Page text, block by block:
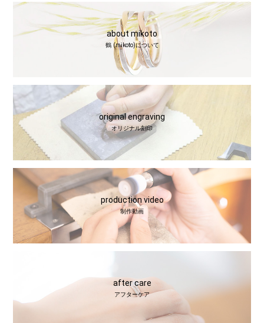
about mikoto
鶴 (mikoto)について
original engraving
オリジナル刻印
production video
制作動画
after care
アフターケア